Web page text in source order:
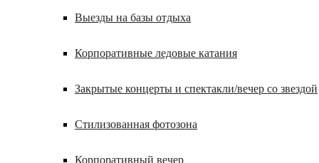
Выезды на базы отдыха
Корпоративные ледовые катания
Закрытые концерты и спектакли/вечер со звездой
Стилизованная фотозона
Корпоративный вечер